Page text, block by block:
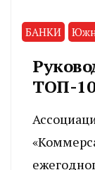
БАНКИ
ТОП-